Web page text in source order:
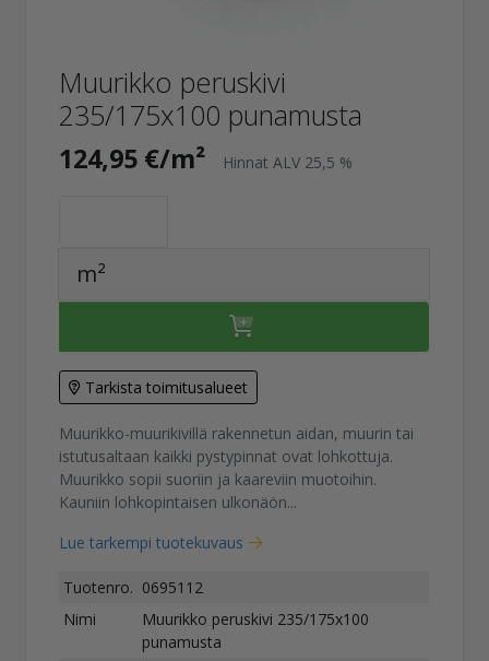
Muurikko peruskivi
235/175x100 punamusta
124,95 €/m² Hinnat ALV 25,5 %
m²
Tarkista toimitusalueet
Muurikko-muurikivillä rakennetun aidan, muurin tai
istutusaltaan kaikki pystypinnat ovat lohkottuja.
Muurikko sopii suoriin ja kaareviin muotoihin.
Kauniin lohkopintaisen ulkonäön...
Lue tarkempi tuotekuvaus
Tuotenro. 0695112
Nimi
Muurikko peruskivi 235/175x100
punamusta